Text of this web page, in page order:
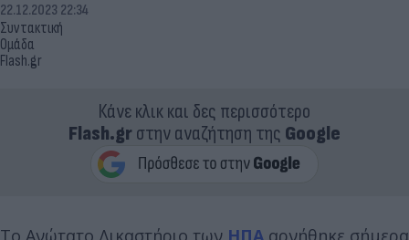
Συντακτική
Ομάδα
Flash.gr
22.12.2023 22:34
Κάνε κλικ και δες περισσότερο
Flash.grστην αναζήτηση της Google
Το Ανώτατο Δικαστήριο των ΗΠΑ αρνήθηκε σήμερα